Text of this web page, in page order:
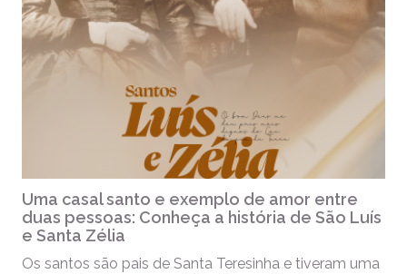
Uma casal santo e exemplo de amor entre
duas pessoas: Conheça a história de São Luís
e Santa Zélia
Os santos são pais de Santa Teresinha e tiveram uma